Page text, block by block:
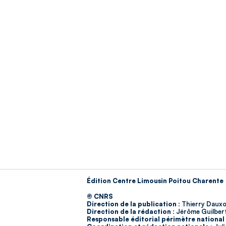
Édition Centre Limousin Poitou Charente
© CNRS
Direction de la publication : Thierry
Direction de la rédaction : Jérôme
Responsable éditorial périmètre national